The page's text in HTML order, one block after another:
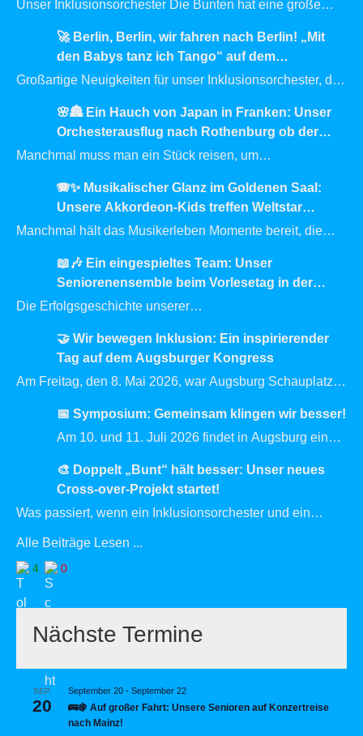
Unser Inklusionsorchester Die Bunten hat eine große
der Sparda-Bank teil! Hier werden großartige…
🚀 Berlin, Berlin, wir fahren nach Berlin! „Mit
den Babys tanz ich Tango“ auf dem
transform_D Summit 2026
Großartige Neuigkeiten für unser Inklusionsorchester, die
2026 zieht es Die…
🌸🏯 Ein Hauch von Japan in Franken: Unser
Orchesterausflug nach Rothenburg ob der
Tauber
Manchmal muss man ein Stück reisen, um
Tischharfenorchester stand kürzlich ein…
🪗✨ Musikalischer Glanz im Goldenen Saal:
Unsere Akkordeon-Kids treffen Weltstar
Ksenija Sidorova
Manchmal hält das Musikerleben Momente bereit, die
Highlight durfte die Akkordeongruppe …
📖🎶 Ein eingespieltes Team: Unser
Seniorenensemble beim Vorlesetag in der
Stadtbücherei
Die Erfolgsgeschichte unserer
Freitag, den 8. Mai 2026, durften wir bereits ein weiteres
Mal die…
🤝 Wir bewegen Inklusion: Ein inspirierender
Tag auf dem Augsburger Kongress
Am Freitag, den 8. Mai 2026, war Augsburg Schauplatz
Bewegen Inklusion“ im Kongress…
📅 Symposium: Gemeinsam klingen wir besser!
Am 10. und 11. Juli 2026 findet in Augsburg ein
musikalische Vielfalt, Begegnung und…
🎨 Doppelt „Bunt“ hält besser: Unser neues
Cross-over-Projekt startet!
Was passiert, wenn ein Inklusionsorchester und ein
bunt! Wir freuen uns riesig, ein ganz
Alle Beiträge Lesen ...
4 0
Nächste Termine
SEP.
20
September 20 - September 22
🚌🍇 Auf großer Fahrt: Unsere Senioren auf Konzertreise
nach Mainz!